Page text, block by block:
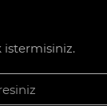
istermisiniz.